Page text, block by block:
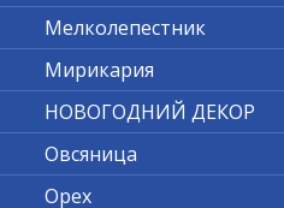
Мелколепестник
Мирикария
НОВОГОДНИЙ ДЕКОР
Овсяница
Орех